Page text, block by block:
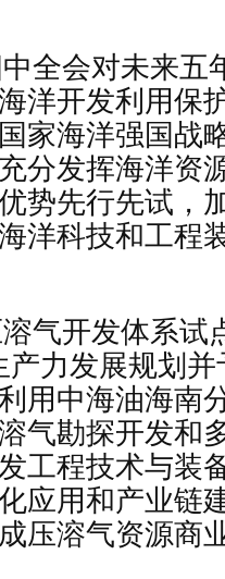
全会对未来五
洋开发利用保
家海洋强国战
分发挥海洋资
势先行先试，
洋科技和工程
气开发体系试
产力发展规划
用中海油海南
气勘探开发和
工程技术与装
应用和产业链
压溶气资源商